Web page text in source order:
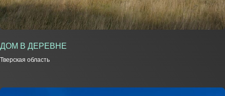
ДОМ В ДЕРЕВНЕ
Тверская область